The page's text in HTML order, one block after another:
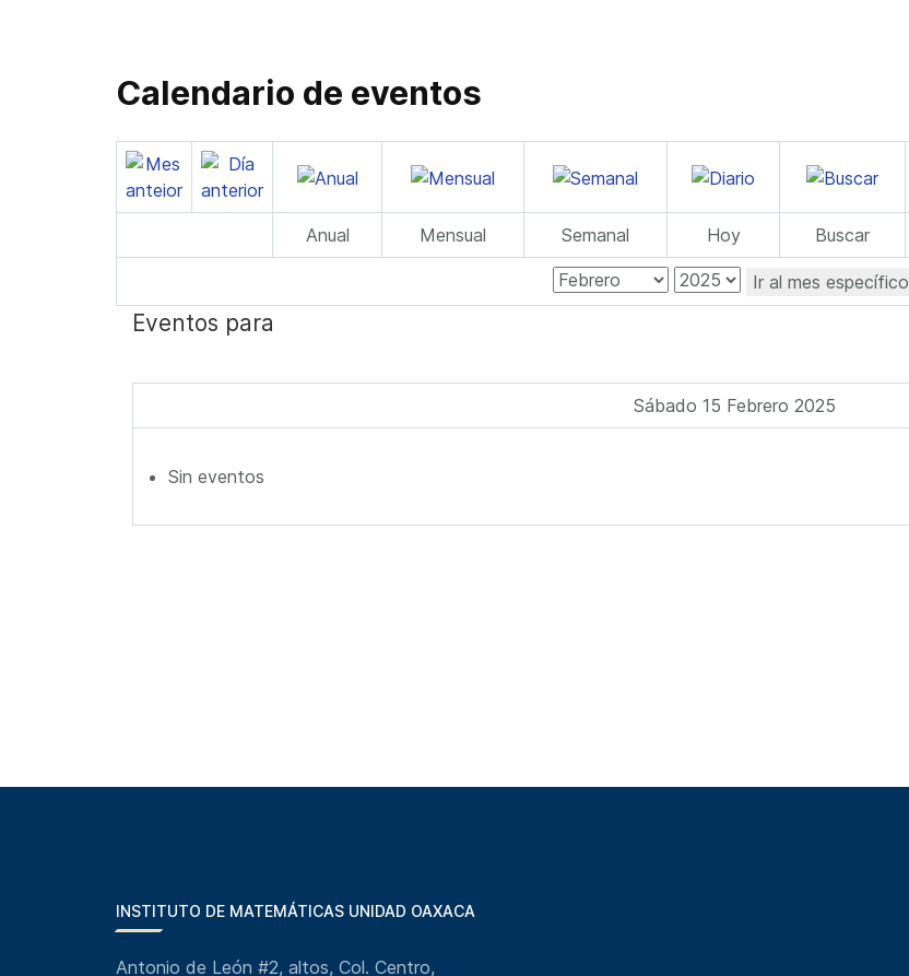
Calendario de eventos
Anual Mensual Semanal Hoy Buscar
Ir al mes específico
Eventos para
Sábado 15 Febrero 2025
Sin eventos
INSTITUTO DE MATEMÁTICAS UNIDAD OAXACA
Antonio de León #2, altos, Col. Centro,